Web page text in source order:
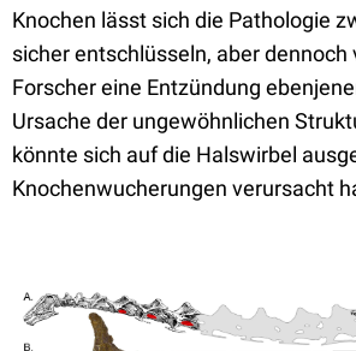
Knochen lässt sich die Pathologie
sicher entschlüsseln, aber dennoch
Forscher eine Entzündung
Ursache der ungewöhnlichen
könnte sich auf die Halswirbel
Knochenwucherungen verursacht